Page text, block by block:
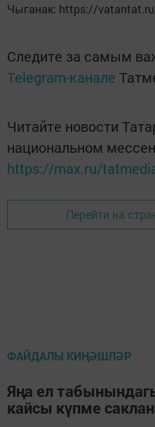
Чыганак: https://
Следите за самым
Telegram-канале
Читайте новости
национальном
https://max.ru/
Перейти на
ФАЙДАЛЫ КИҢӘШЛӘР
Яңа ел
кайсы күпме